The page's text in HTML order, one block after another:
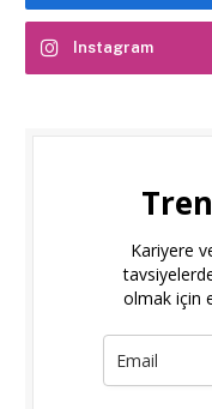
Instagram
Kariyere
olmak için